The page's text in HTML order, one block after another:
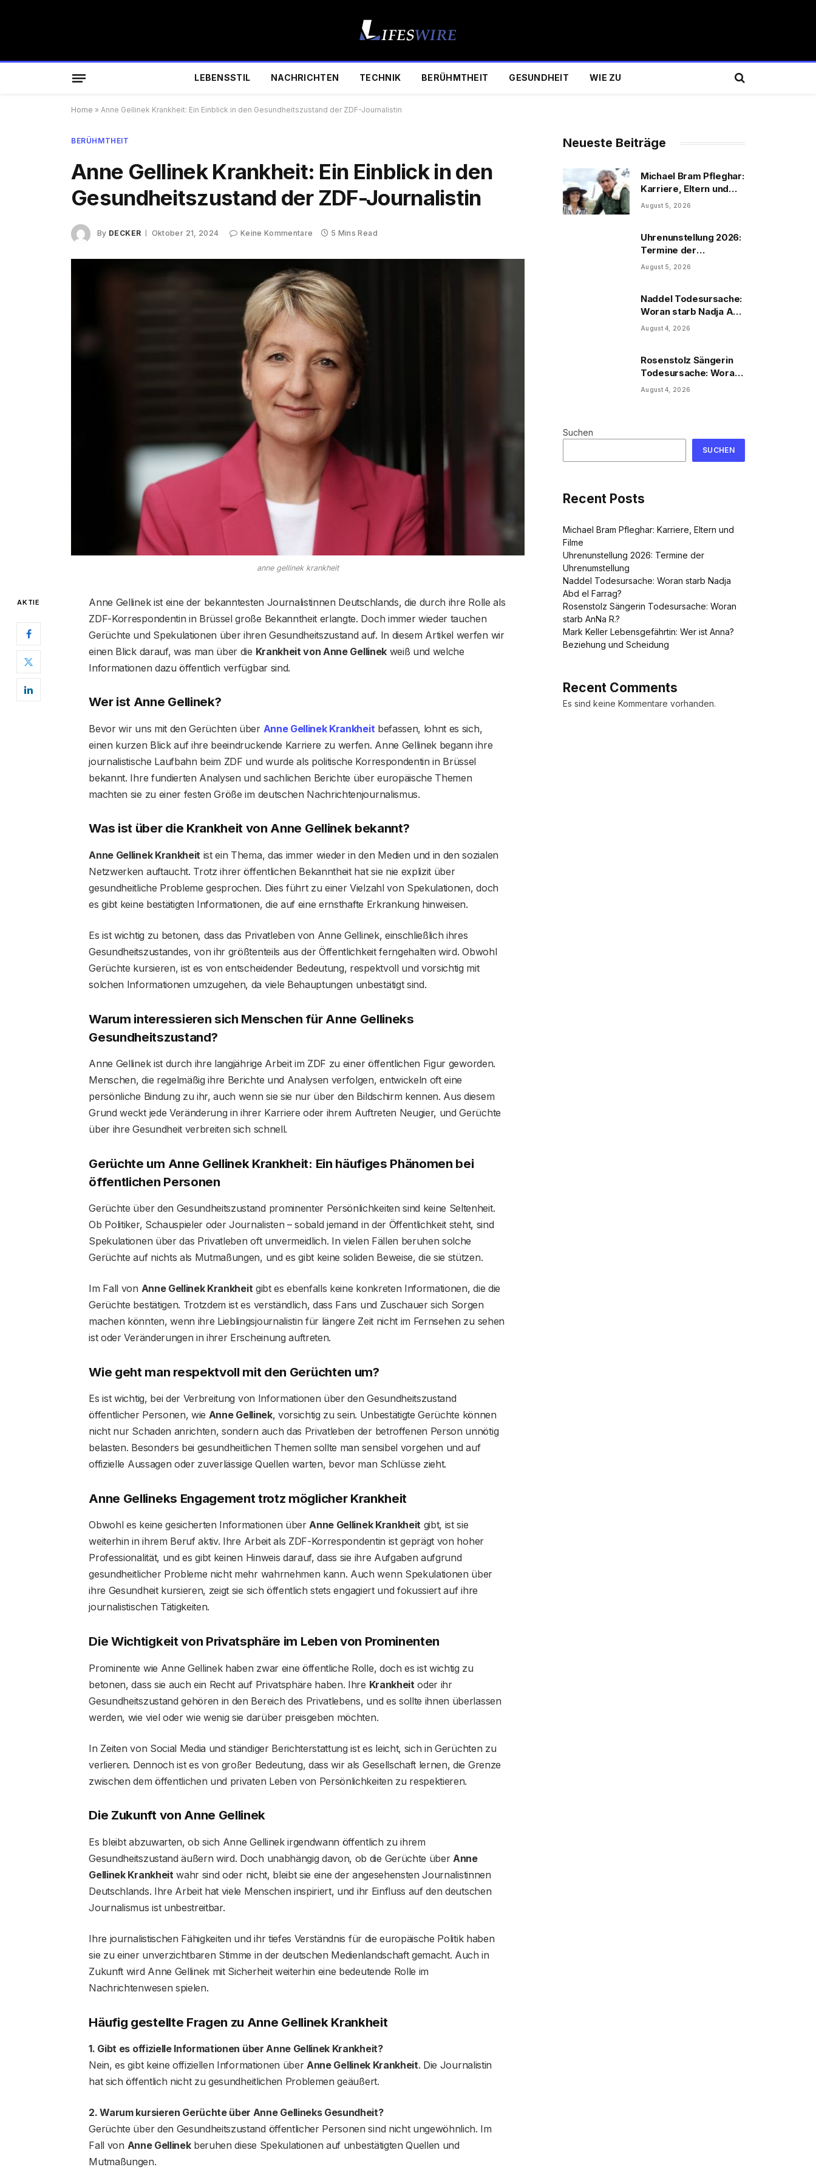
LEBENSSTIL NACHRICHTEN TECHNIK BERÜHMTHEIT GESUNDHEIT WIE ZU
Home » Anne Gellinek Krankheit: Ein Einblick in den Gesundheitszustand der ZDF-Journalistin
BERÜHMTHEIT
Anne Gellinek Krankheit: Ein Einblick in den
Gesundheitszustand der ZDF-Journalistin
By DECKER Oktober 21, 2024 Keine Kommentare 5 Mins Read
anne gellinek krankheit
AKTIE
Anne Gellinek ist eine der bekanntesten Journalistinnen Deutschlands, die durch ihre Rolle als
ZDF-Korrespondentin in Brüssel große Bekanntheit erlangte. Doch immer wieder tauchen
Gerüchte und Spekulationen über ihren Gesundheitszustand auf. In diesem Artikel werfen wir
einen Blick darauf, was man über die Krankheit von Anne Gellinekweiß und welche
Informationen dazu öffentlich verfügbar sind.
Wer ist Anne Gellinek?
Bevor wir uns mit den Gerüchten über Anne Gellinek Krankheit befassen, lohnt es sich,
einen kurzen Blick auf ihre beeindruckende Karriere zu werfen. Anne Gellinek begann ihre
journalistische Laufbahn beim ZDF und wurde als politische Korrespondentin in Brüssel
bekannt. Ihre fundierten Analysen und sachlichen Berichte über europäische Themen
machten sie zu einer festen Größe im deutschen Nachrichtenjournalismus.
Was ist über die Krankheit von Anne Gellinek bekannt?
Anne Gellinek Krankheit ist ein Thema, das immer wieder in den Medien und in den sozialen
Netzwerken auftaucht. Trotz ihrer öffentlichen Bekanntheit hat sie nie explizit über
gesundheitliche Probleme gesprochen. Dies führt zu einer Vielzahl von Spekulationen, doch
es gibt keine bestätigten Informationen, die auf eine ernsthafte Erkrankung hinweisen.
Es ist wichtig zu betonen, dass das Privatleben von Anne Gellinek, einschließlich ihres
Gesundheitszustandes, von ihr größtenteils aus der Öffentlichkeit ferngehalten wird. Obwohl
Gerüchte kursieren, ist es von entscheidender Bedeutung, respektvoll und vorsichtig mit
solchen Informationen umzugehen, da viele Behauptungen unbestätigt sind.
Warum interessieren sich Menschen für Anne Gellineks
Gesundheitszustand?
Anne Gellinek ist durch ihre langjährige Arbeit im ZDF zu einer öffentlichen Figur geworden.
Menschen, die regelmäßig ihre Berichte und Analysen verfolgen, entwickeln oft eine
persönliche Bindung zu ihr, auch wenn sie sie nur über den Bildschirm kennen. Aus diesem
Grund weckt jede Veränderung in ihrer Karriere oder ihrem Auftreten Neugier, und Gerüchte
über ihre Gesundheit verbreiten sich schnell.
Gerüchte um Anne Gellinek Krankheit: Ein häufiges Phänomen bei
öffentlichen Personen
Gerüchte über den Gesundheitszustand prominenter Persönlichkeiten sind keine Seltenheit.
Ob Politiker, Schauspieler oder Journalisten – sobald jemand in der Öffentlichkeit steht, sind
Spekulationen über das Privatleben oft unvermeidlich. In vielen Fällen beruhen solche
Gerüchte auf nichts als Mutmaßungen, und es gibt keine soliden Beweise, die sie stützen.
Im Fall von Anne Gellinek Krankheitgibt es ebenfalls keine konkreten Informationen, die die
Gerüchte bestätigen. Trotzdem ist es verständlich, dass Fans und Zuschauer sich Sorgen
machen könnten, wenn ihre Lieblingsjournalistin für längere Zeit nicht im Fernsehen zu sehen
ist oder Veränderungen in ihrer Erscheinung auftreten.
Wie geht man respektvoll mit den Gerüchten um?
Es ist wichtig, bei der Verbreitung von Informationen über den Gesundheitszustand
öffentlicher Personen, wie Anne Gellinek, vorsichtig zu sein. Unbestätigte Gerüchte können
nicht nur Schaden anrichten, sondern auch das Privatleben der betroffenen Person unnötig
belasten. Besonders bei gesundheitlichen Themen sollte man sensibel vorgehen und auf
offizielle Aussagen oder zuverlässige Quellen warten, bevor man Schlüsse zieht.
Anne Gellineks Engagement trotz möglicher Krankheit
Obwohl es keine gesicherten Informationen überAnne Gellinek Krankheitgibt, ist sie
weiterhin in ihrem Beruf aktiv. Ihre Arbeit als ZDF-Korrespondentin ist geprägt von hoher
Professionalität, und es gibt keinen Hinweis darauf, dass sie ihre Aufgaben aufgrund
gesundheitlicher Probleme nicht mehr wahrnehmen kann. Auch wenn Spekulationen über
ihre Gesundheit kursieren, zeigt sie sich öffentlich stets engagiert und fokussiert auf ihre
journalistischen Tätigkeiten.
Die Wichtigkeit von Privatsphäre im Leben von Prominenten
Prominente wie Anne Gellinek haben zwar eine öffentliche Rolle, doch es ist wichtig zu
betonen, dass sie auch ein Recht auf Privatsphäre haben. Ihre Krankheit oder ihr
Gesundheitszustand gehören in den Bereich des Privatlebens, und es sollte ihnen überlassen
werden, wie viel oder wie wenig sie darüber preisgeben möchten.
In Zeiten von Social Media und ständiger Berichterstattung ist es leicht, sich in Gerüchten zu
verlieren. Dennoch ist es von großer Bedeutung, dass wir als Gesellschaft lernen, die Grenze
zwischen dem öffentlichen und privaten Leben von Persönlichkeiten zu respektieren.
Die Zukunft von Anne Gellinek
Es bleibt abzuwarten, ob sich Anne Gellinek irgendwann öffentlich zu ihrem
Gesundheitszustand äußern wird. Doch unabhängig davon, ob die Gerüchte über Anne
Gellinek Krankheit wahr sind oder nicht, bleibt sie eine der angesehensten Journalistinnen
Deutschlands. Ihre Arbeit hat viele Menschen inspiriert, und ihr Einfluss auf den deutschen
Journalismus ist unbestreitbar.
Ihre journalistischen Fähigkeiten und ihr tiefes Verständnis für die europäische Politik haben
sie zu einer unverzichtbaren Stimme in der deutschen Medienlandschaft gemacht. Auch in
Zukunft wird Anne Gellinek mit Sicherheit weiterhin eine bedeutende Rolle im
Nachrichtenwesen spielen.
Häufig gestellte Fragen zu Anne Gellinek Krankheit
1. Gibt es offizielle Informationen über Anne Gellinek Krankheit?
Nein, es gibt keine offiziellen Informationen über Anne Gellinek Krankheit. Die Journalistin
hat sich öffentlich nicht zu gesundheitlichen Problemen geäußert.
2. Warum kursieren Gerüchte über Anne Gellineks Gesundheit?
Gerüchte über den Gesundheitszustand öffentlicher Personen sind nicht ungewöhnlich. Im
Fall von Anne Gellinekberuhen diese Spekulationen auf unbestätigten Quellen und
Mutmaßungen.
Neueste Beiträge
Michael Bram Pfleghar:
Karriere, Eltern und
Filme
August 5, 2026
Uhrenunstellung 2026:
Termine der
Uhrenumstellung
August 5, 2026
Naddel Todesursache:
Woran starb Nadja Abd
el Farrag?
August 4, 2026
Rosenstolz Sängerin
Todesursache: Woran
starb AnNa R.?
August 4, 2026
Suchen
SUCHEN
Recent Posts
Michael Bram Pfleghar: Karriere, Eltern und
Filme
Uhrenunstellung 2026: Termine der
Uhrenumstellung
Naddel Todesursache: Woran starb Nadja
Abd el Farrag?
Rosenstolz Sängerin Todesursache: Woran
starb AnNa R.?
Mark Keller Lebensgefährtin: Wer ist Anna?
Beziehung und Scheidung
Recent Comments
Es sind keine Kommentare vorhanden.